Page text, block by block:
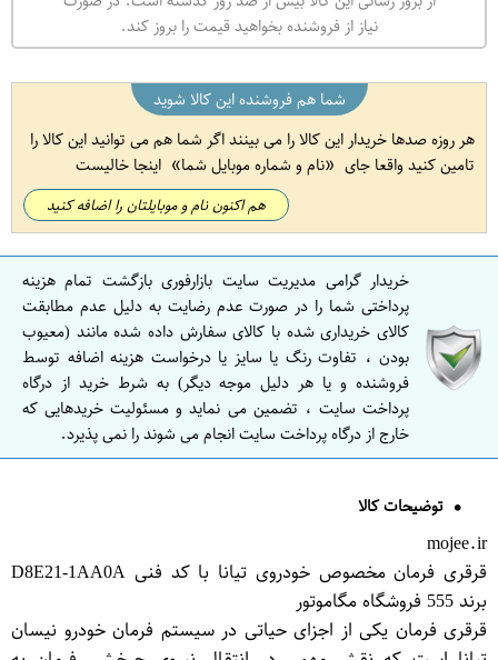
نیاز از فروشنده بخواهید قیمت را بروز کند.
شما هم فروشنده این کالا شوید
هر روزه صدها خریدار این کالا را می بینند اگر شما هم می توانید این کالا را
تامین کنید واقعا جای
نام و شماره موبایل شما اینجا خالیست
هم اکنون نام و موبایلتان را اضافه کنید
خریدار گرامی مدیریت سایت بازارفوری بازگشت تمام هزینه
پرداختی شما را در صورت عدم رضایت به دلیل عدم مطابقت
کالای خریداری شده با کالای سفارش داده شده مانند (معیوب
بودن ، تفاوت رنگ یا سایز یا درخواست هزینه اضافه توسط
فروشنده و یا هر دلیل موجه دیگر) به شرط خرید از درگاه
پرداخت سایت ، تضمین می نماید و مسئولیت خریدهایی که
خارج از درگاه پرداخت سایت انجام می شوند را نمی پذیرد.
توضیحات کالا
mojee.ir
قرقری فرمان مخصوص خودروی تیانا با کد فنی D8E21-1AA0A
برند 555 فروشگاه مگاموتور
قرقری فرمان یکی از اجزای حیاتی در سیستم فرمان خودرو نیسان